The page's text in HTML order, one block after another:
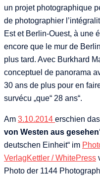
un projet photographique
de photographier
Est et Berlin-Ouest, à une
encore que le mur de
plus tard. Avec Burkhard
conceptuel de panorama
30 ans de plus pour en
survécu „que“ 28 ans“.
Am 3.10.2014 erschien
von Westen aus
deutschen Einheit“ im
VerlagKettler / WhitePress
Photo der 1144